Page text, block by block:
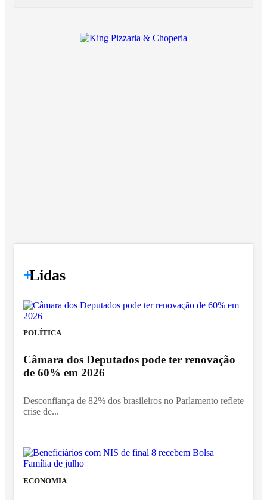
+
Lidas
POLÍTICA
Câmara dos Deputados pode ter renovação
de 60% em 2026
Desconfiança de 82% dos brasileiros no Parlamento reflete
crise de...
ECONOMIA